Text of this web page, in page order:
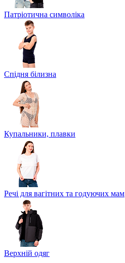
Патріотична символіка
Спідня білизна
Купальники, плавки
Речі для вагітних та годуючих мам
Верхній одяг